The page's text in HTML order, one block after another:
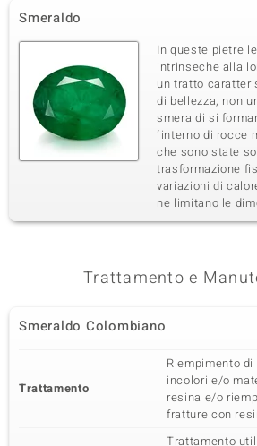
Smeraldo
In queste pietre
intrinseche alla
un tratto
di bellezza, non
smeraldi si
´interno di rocce
che sono state
trasformazione
variazioni di
ne limitano le
Trattamento e
Smeraldo Colombiano
Trattamento
Riempimento
incolori e/o
resina e/o
fratture con
Trattamento